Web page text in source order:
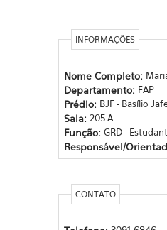
INFORMAÇÕES
Nome Completo:
Departamento: FAP
Prédio: BJF - Basílio
Sala: 205 A
Função: GRD -
Responsável/
CONTATO